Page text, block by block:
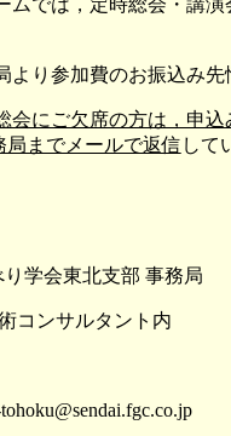
では，定時総会・講演
り参加費のお振込み先
会にご欠席の方は，申
までメールで返信 して
学会東北支部 事務局
コンサルタント内